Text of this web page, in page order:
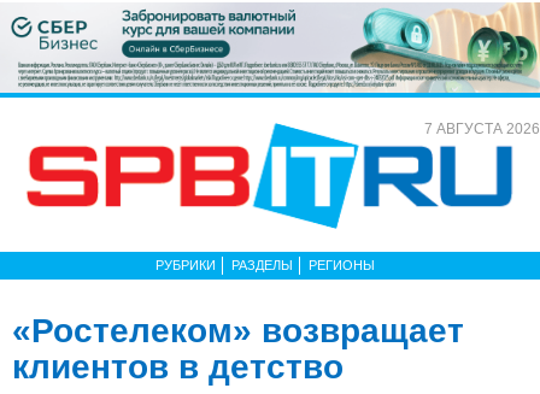
7 АВГУСТА 2026
РУБРИКИ РАЗДЕЛЫ РЕГИОНЫ
«Ростелеком» возвращает
клиентов в детство